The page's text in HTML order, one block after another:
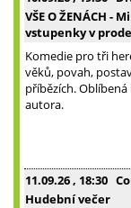
VŠE O ŽENÁCH
vstupenky v
Komedie pro tři
věků, povah,
příbězích.
autora.
11.09.26 , 18:30
Hudební večer